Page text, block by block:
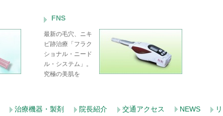
FNS
最新の毛穴、ニキ
ビ跡治療「フラク
ショナル・ニード
ル・システム」。
究極の美肌を
治療機器・製剤 院長紹介 交通アクセス NEWS